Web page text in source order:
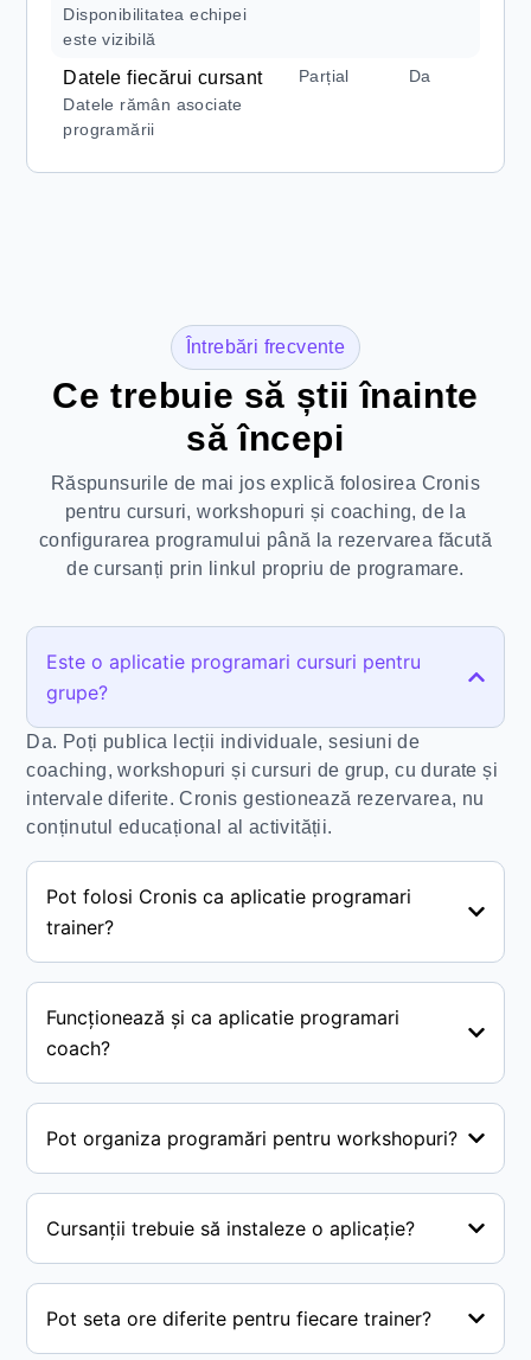
Disponibilitatea echipei
este vizibilă
Datele fiecărui cursant
Datele rămân asociate
programării
Parțial Da
Întrebări frecvente
Ce trebuie să știi înainte
să începi
Răspunsurile de mai jos explică folosirea Cronis
pentru cursuri, workshopuri și coaching, de la
configurarea programului până la rezervarea făcută
de cursanți prin linkul propriu de programare.
Este o aplicatie programari cursuri pentru
grupe?
Da. Poți publica lecții individuale, sesiuni de
coaching, workshopuri și cursuri de grup, cu durate și
intervale diferite. Cronis gestionează rezervarea, nu
conținutul educațional al activității.
Pot folosi Cronis ca aplicatie programari
trainer?
Funcționează și ca aplicatie programari
coach?
Pot organiza programări pentru workshopuri?
Cursanții trebuie să instaleze o aplicație?
Pot seta ore diferite pentru fiecare trainer?